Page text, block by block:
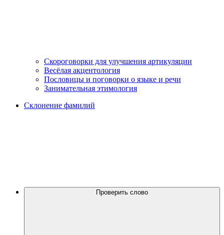
Скороговорки для улучшения артикуляции
Весёлая акцентология
Пословицы и поговорки о языке и речи
Занимательная этимология
Склонение фамилий
Проверить слово